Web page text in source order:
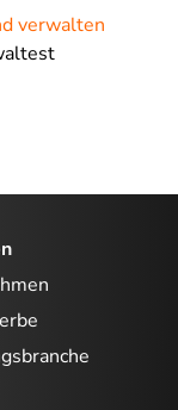
verwalten